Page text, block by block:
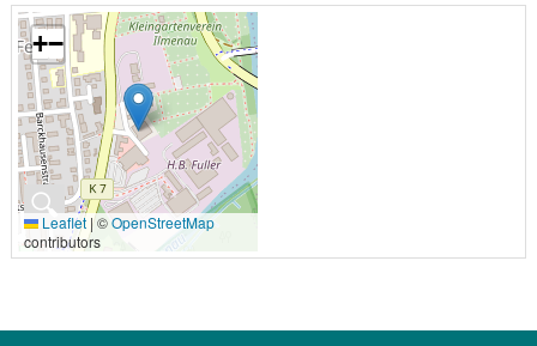
🔍
+−
Leaflet |©OpenStreetMap
contributors